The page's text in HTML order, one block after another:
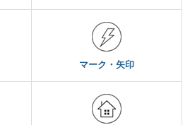
マーク・矢印